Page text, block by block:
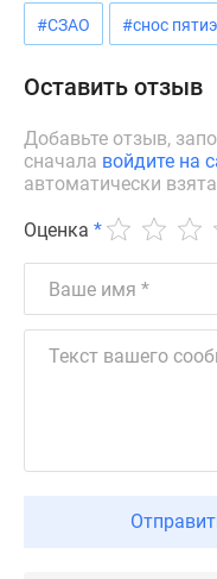
авторы
проекте
Реклама
Дзен
Машино-
места
Апартаменты
ИТ-
#СЗАО #снос
Оставить отзыв
Добавьте отзыв,
сначала войдите на
автоматически
Оценка *